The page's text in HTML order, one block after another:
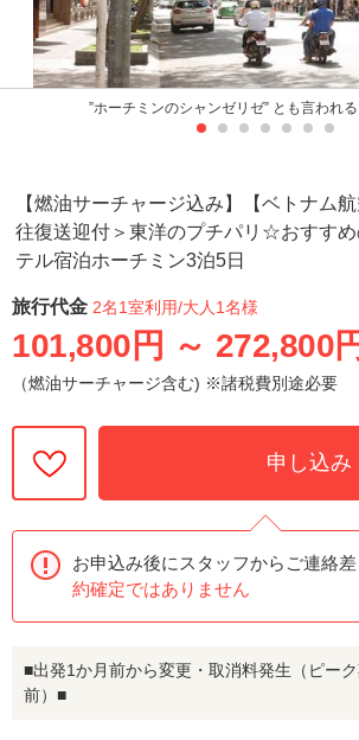
”ホーチミンのシャンゼリゼ” とも言われ
【燃油サーチャージ込み】【ベトナム
往復送迎付＞東洋のプチパリ☆おすす
テル宿泊ホーチミン3泊5日
旅行代金 2名1室利用/大人1名様
101,800円 ～ 272,800
（燃油サーチャージ含む) ※諸税費別途必要
申し込み
お申込み後にスタッフからご連絡差
約確定ではありません
■出発1か月前から変更・取消料発生（ピー
前）■